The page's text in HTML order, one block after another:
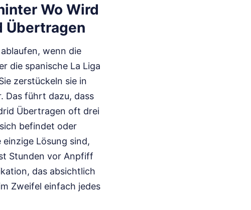
Wo Wird
Übertragen
wenn die
die spanische La Liga
zerstückeln sie in
Das führt dazu, dass
Übertragen oft drei
befindet oder
Lösung sind,
Stunden vor Anpfiff
das absichtlich
Zweifel einfach jedes